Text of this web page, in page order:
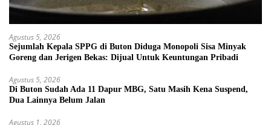
Agustus 5, 2026
Sejumlah Kepala SPPG di Buton Diduga Monopoli Sisa Minyak
Goreng dan Jerigen Bekas: Dijual Untuk Keuntungan Pribadi
Agustus 5, 2026
Di Buton Sudah Ada 11 Dapur MBG, Satu Masih Kena Suspend,
Dua Lainnya Belum Jalan
Agustus 1, 2026